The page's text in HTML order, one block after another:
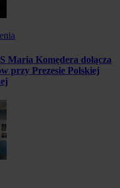
Maria Komędera dołącza
przy Prezesie Polskiej